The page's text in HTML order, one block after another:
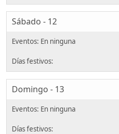
Sábado - 12
Domingo - 13